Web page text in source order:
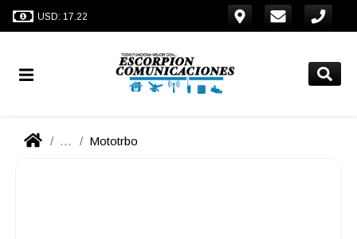
USD: 17.22
... Mototrbo